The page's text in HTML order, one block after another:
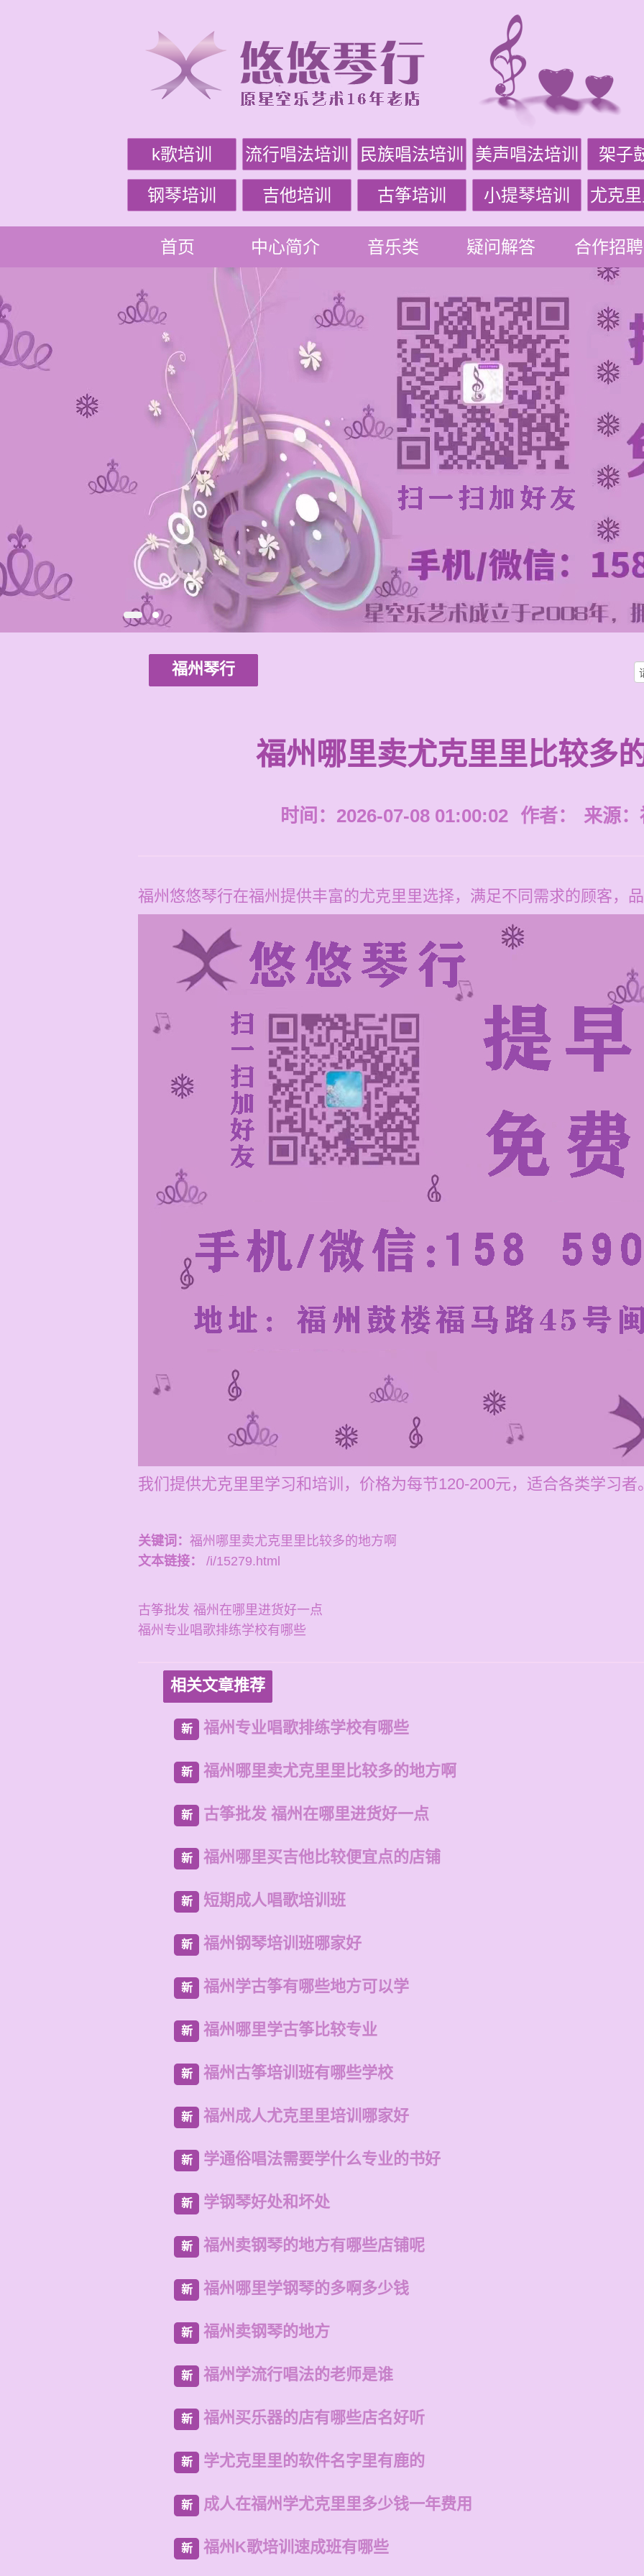
k歌培训 流行唱法培训 民族唱法培训 美声唱法培训 架子
钢琴培训 吉他培训 古筝培训 小提琴培训 尤克
首页 中心简介 音乐类 疑问解答 合作招聘
福州琴行
福州哪里卖尤克里里比较多
时间：2026-07-08 01:00:02 作者： 来源：
福州悠悠琴行在福州提供丰富的尤克里里选择，满足不同需求的顾客，
我们提供尤克里里学习和培训，价格为每节120-200元，适合各类学习者
关键词： 福州哪里卖尤克里里比较多的地方啊
文本链接：
/i/15279.html
古筝批发 福州在哪里进货好一点
福州专业唱歌排练学校有哪些
相关文章推荐
新 福州专业唱歌排练学校有哪些
新 福州哪里卖尤克里里比较多的地方啊
新 古筝批发 福州在哪里进货好一点
新 福州哪里买吉他比较便宜点的店铺
新 短期成人唱歌培训班
新 福州钢琴培训班哪家好
新 福州学古筝有哪些地方可以学
新 福州哪里学古筝比较专业
新 福州古筝培训班有哪些学校
新 福州成人尤克里里培训哪家好
新 学通俗唱法需要学什么专业的书好
新 学钢琴好处和坏处
新 福州卖钢琴的地方有哪些店铺呢
新 福州哪里学钢琴的多啊多少钱
新 福州卖钢琴的地方
新 福州学流行唱法的老师是谁
新 福州买乐器的店有哪些店名好听
新 学尤克里里的软件名字里有鹿的
新 成人在福州学尤克里里多少钱一年费用
新 福州K歌培训速成班有哪些